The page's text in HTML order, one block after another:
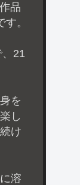
品
。
21
を
し
け
溶